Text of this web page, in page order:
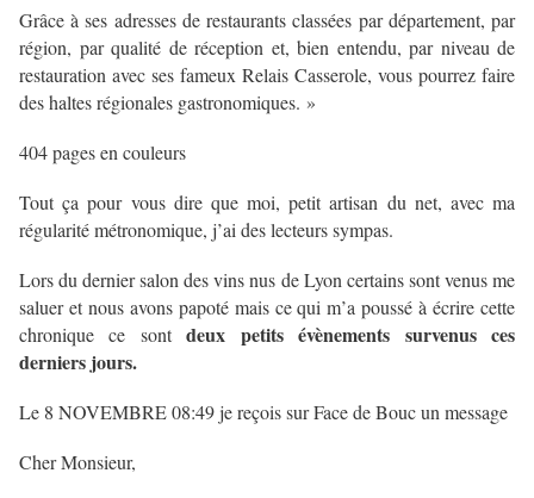
Grâce à ses adresses de restaurants classées par département, par
région, par qualité de réception et, bien entendu, par niveau de
restauration avec ses fameux Relais Casserole, vous pourrez faire
des haltes régionales gastronomiques. »
404 pages en couleurs
Tout ça pour vous dire que moi, petit artisan du net, avec ma
régularité métronomique, j’ai des lecteurs sympas.
Lors du dernier salon des vins nus de Lyon certains sont venus me
saluer et nous avons papoté mais ce qui m’a poussé à écrire cette
chronique ce sontdeux petits évènements survenus ces
derniers jours.
Le 8 NOVEMBRE 08:49 je reçois sur Face de Bouc un message
Cher Monsieur,